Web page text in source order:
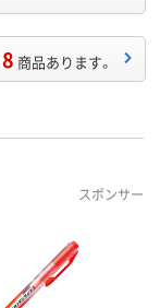
8 商品あります。
スポンサー